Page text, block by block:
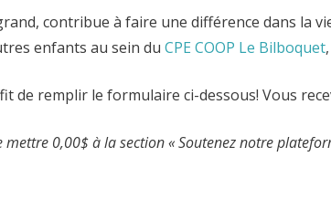
contribue à faire une différence dans la
enfants au sein du CPE COOP Le Bilboquet
de remplir le formulaire ci-dessous! Vous
mettre 0,00$ à la section « Soutenez notre